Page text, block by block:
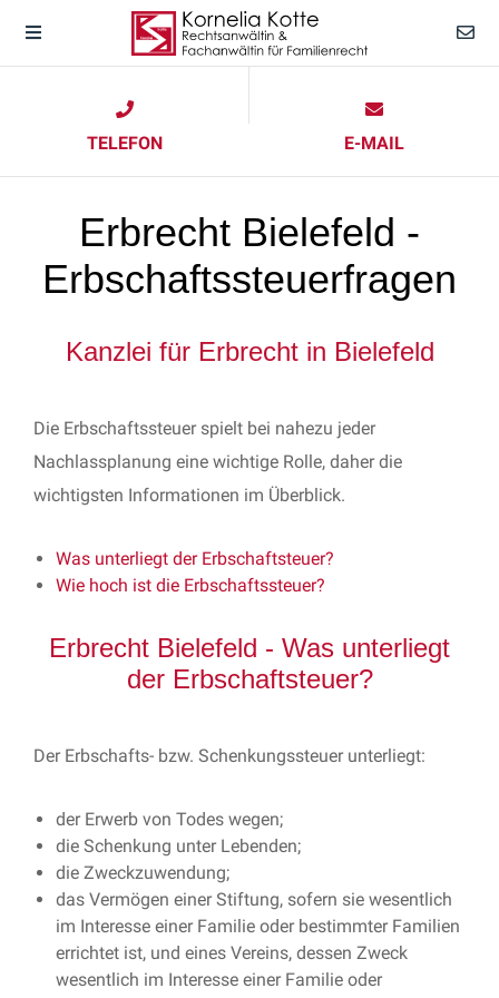
TELEFON E-MAIL
Erbrecht Bielefeld -
Erbschaftssteuerfragen
Kanzlei für Erbrecht in Bielefeld
Die Erbschaftssteuer spielt bei nahezu jeder
Nachlassplanung eine wichtige Rolle, daher die
wichtigsten Informationen im Überblick.
Was unterliegt der Erbschaftsteuer?
Wie hoch ist die Erbschaftssteuer?
Erbrecht Bielefeld - Was unterliegt
der Erbschaftsteuer?
Der Erbschafts- bzw. Schenkungssteuer unterliegt:
der Erwerb von Todes wegen;
die Schenkung unter Lebenden;
die Zweckzuwendung;
das Vermögen einer Stiftung, sofern sie wesentlich
im Interesse einer Familie oder bestimmter Familien
errichtet ist, und eines Vereins, dessen Zweck
wesentlich im Interesse einer Familie oder